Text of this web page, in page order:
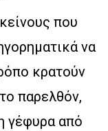
που
να
κρατούν
παρελθόν,
γέφυρα από